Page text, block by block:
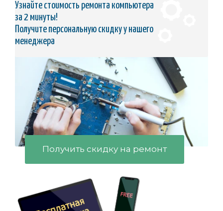
Узнайте стоимость ремонта компьютера
за 2 минуты!
Получите персональную скидку у нашего
менеджера
Получить скидку на ремонт